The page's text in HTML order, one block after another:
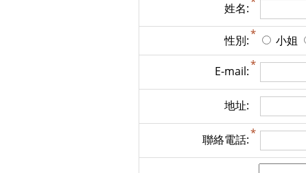
姓名:
性別: 小姐
E-mail:
地址:
聯絡電話: